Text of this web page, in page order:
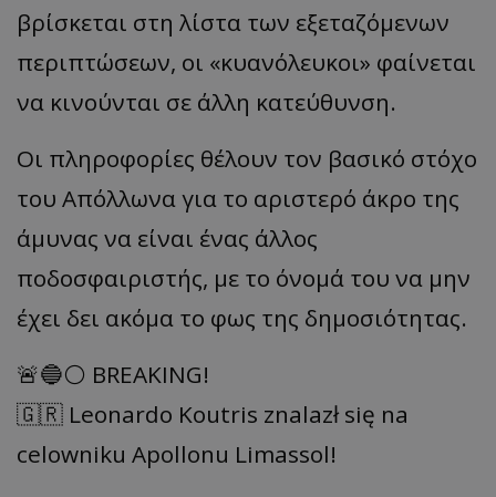
βρίσκεται στη λίστα των εξεταζόμενων
περιπτώσεων, οι «κυανόλευκοι» φαίνεται
να κινούνται σε άλλη κατεύθυνση.
Οι πληροφορίες θέλουν τον βασικό στόχο
του Απόλλωνα για το αριστερό άκρο της
άμυνας να είναι ένας άλλος
ποδοσφαιριστής, με το όνομά του να μην
έχει δει ακόμα το φως της δημοσιότητας.
🚨🔵⚪️ BREAKING!
🇬🇷 Leonardo Koutris znalazł się na
celowniku Apollonu Limassol!